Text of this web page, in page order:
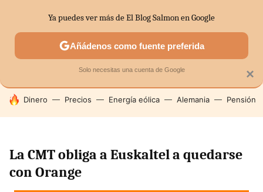
SECTORES ECONOMÍA DOMÉSTICA MERCADOS
HOY SE HABLA DE
Dinero Precios Energía eólica Alemania Pensión
La CMT obliga a Euskaltel a quedarse
con Orange
×
Ya puedes ver más de El Blog Salmon en Google
Añádenos como fuente preferida
Solo necesitas una cuenta de Google